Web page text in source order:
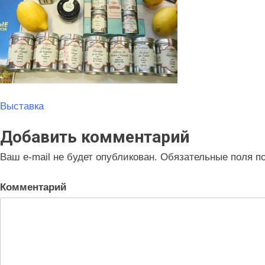
Навигация
по
записям
Выставка
Добавить комментарий
Ваш e-mail не будет опубликован. Обязательные поля
Комментарий